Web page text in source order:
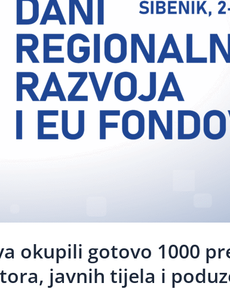
okupili gotovo 1000
javnih tijela i